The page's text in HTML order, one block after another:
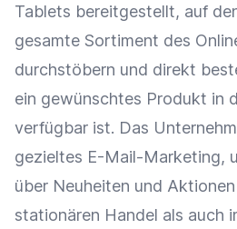
Tablets bereitgestellt, auf
gesamte Sortiment des
durchstöbern und direkt
ein gewünschtes Produkt in
verfügbar ist. Das
gezieltes E-Mail-Marketing,
über Neuheiten und
stationären Handel als auch